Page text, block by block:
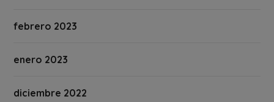
febrero 2023
enero 2023
diciembre 2022